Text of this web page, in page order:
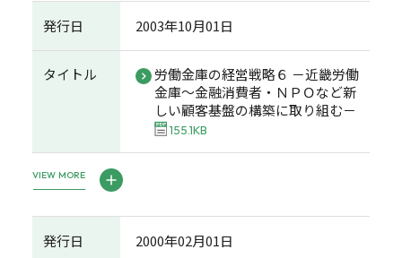
発行日 2003年10月01日
タイトル
労働金庫の経営戦略６ －近畿労働
金庫～金融消費者・ＮＰＯなど新
しい顧客基盤の構築に取り組む－
155.1KB
VIEW MORE
発行日 2000年02月01日